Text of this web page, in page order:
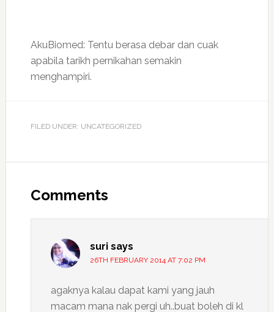
AkuBiomed: Tentu berasa debar dan cuak
apabila tarikh pernikahan semakin
menghampiri.
FILED UNDER: UNCATEGORIZED
Interactions
Comments
suri says
26TH FEBRUARY 2014 AT 7:02 PM
agaknya kalau dapat kami yang jauh
macam mana nak pergi uh..buat boleh di kl